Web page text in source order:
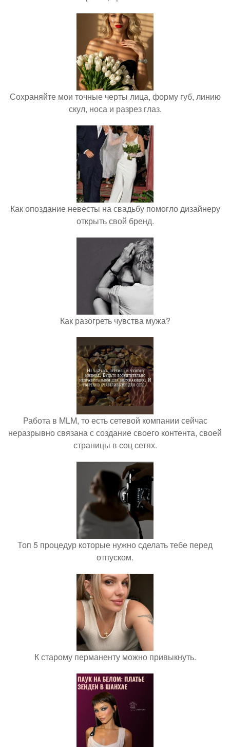
Сохраняйте мои точные черты лица, форму губ, линию
скул, носа и разрез глаз.
Как опоздание невесты на свадьбу помогло дизайнеру
открыть свой бренд.
Как разогреть чувства мужа?
Работа в MLM, то есть сетевой компании сейчас
неразрывно связана с создание своего контента, своей
страницы в соц сетях.
Топ 5 процедур которые нужно сделать тебе перед
отпуском.
К старому перманенту можно привыкнуть.